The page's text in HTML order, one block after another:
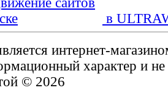
в
интернет-
характер и не
© 2026